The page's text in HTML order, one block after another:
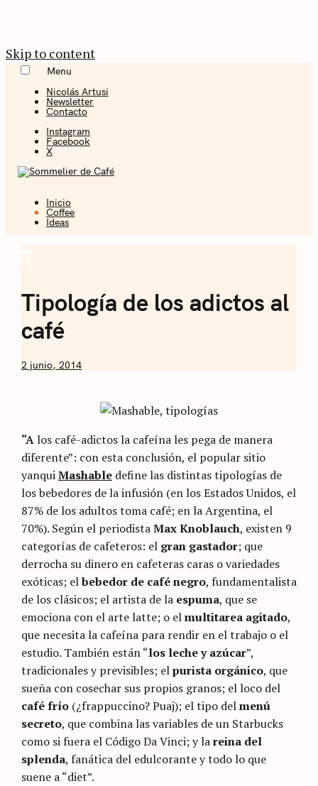
Skip to content
Menu
Nicolás Artusi
Newsletter
Contacto
Instagram
Facebook
X
Café
Coffee + Ideas
Inicio
Coffee
Ideas
Tipología de los adictos al
café
by
2 junio, 2014
“A los café-adictos la cafeína les pega de manera
diferente”: con esta conclusión, el popular sitio
yanquiMashable define las distintas tipologías de
los bebedores de la infusión (en los Estados Unidos, el
87% de los adultos toma café; en la Argentina, el
70%). Según el periodistaMax Knoblauch, existen 9
categorías de cafeteros: el gran gastador; que
derrocha su dinero en cafeteras caras o variedades
exóticas; elbebedor de café negro, fundamentalista
de los clásicos; el artista de la espuma, que se
emociona con el arte latte; o elmultitarea agitado,
que necesita la cafeína para rendir en el trabajo o el
estudio. También están “los leche y azúcar”,
tradicionales y previsibles; elpurista orgánico, que
sueña con cosechar sus propios granos; el loco del
café frío (¿frappuccino? Puaj); el tipo delmenú
secreto, que combina las variables de un Starbucks
como si fuera el Código Da Vinci; y lareina del
splenda, fanática del edulcorante y todo lo que
suene a “diet”.